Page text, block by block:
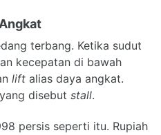
terbang. Ketika sudut
kecepatan di bawah
lift alias daya angkat.
disebut stall.
persis seperti itu. Rupiah